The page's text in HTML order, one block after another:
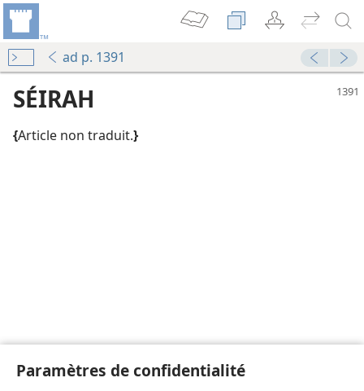
Paramètres de confidentialité
ad p. 1391
au service de la cause de Jéhovah
SÉIRAH
{Article non traduit.}